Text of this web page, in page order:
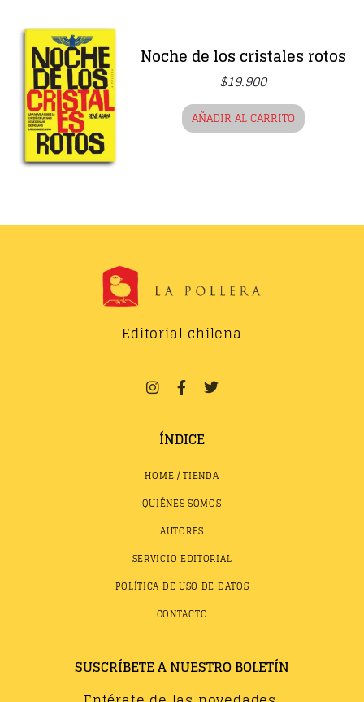
Noche de los cristales rotos
$19.900
AÑADIR AL CARRITO
Editorial chilena
ÍNDICE
HOME / TIENDA
QUIÉNES SOMOS
AUTORES
SERVICIO EDITORIAL
POLÍTICA DE USO DE DATOS
CONTACTO
SUSCRÍBETE A NUESTRO BOLETÍN